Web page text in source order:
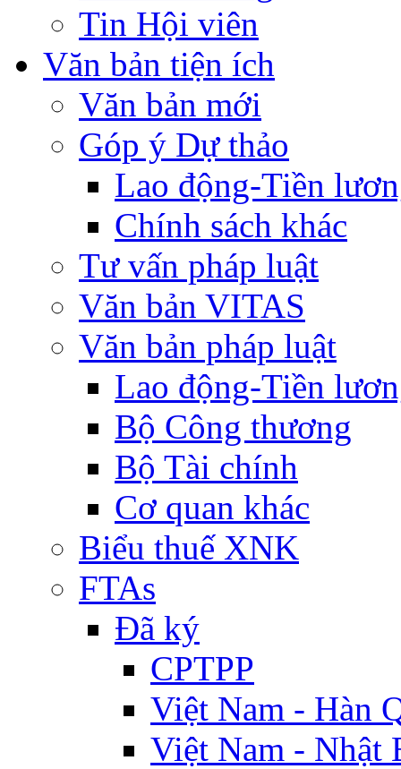
Tin Hội viên
Văn bản tiện ích
Văn bản mới
Góp ý Dự thảo
Lao động-Tiền
Chính sách khác
Tư vấn pháp luật
Văn bản VITAS
Văn bản pháp luật
Lao động-Tiền
Bộ Công thương
Bộ Tài chính
Cơ quan khác
Biểu thuế XNK
FTAs
Đã ký
CPTPP
Việt Nam - Hàn
Việt Nam - Nhật